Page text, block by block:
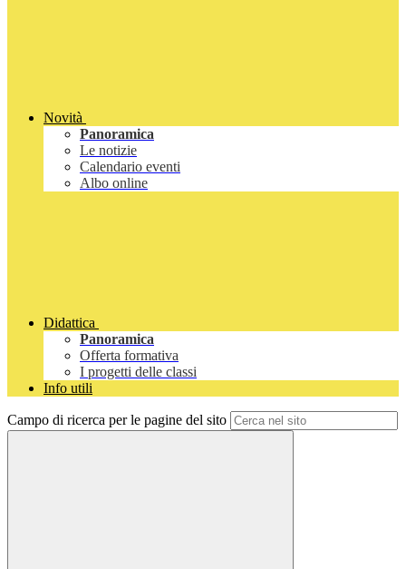
Novità
Panoramica
Le notizie
Calendario eventi
Albo online
Didattica
Panoramica
Offerta formativa
I progetti delle classi
Info utili
Campo di ricerca per le pagine del sito